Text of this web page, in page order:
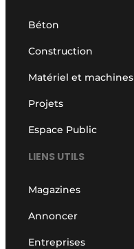
Béton
Construction
Matériel et machines
Projets
Espace Public
LIENS UTILS
Magazines
Annoncer
Entreprises